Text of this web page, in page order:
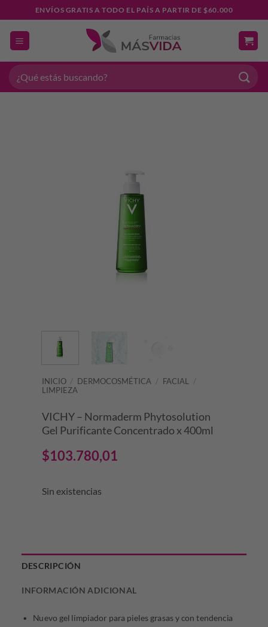
al
contenido
ENVÍOS GRATIS A TODO EL PAÍS A PARTIR DE $60.000
Buscar
por:
INICIO / DERMOCOSMÉTICA / FACIAL
/
LIMPIEZA
VICHY – Normaderm Phytosolution
Gel Purificante Concentrado x 400ml
$103.780,01
Sin existencias
DESCRIPCIÓN
INFORMACIÓN ADICIONAL
Nuevo gel limpiador para pieles grasas y con tendencia